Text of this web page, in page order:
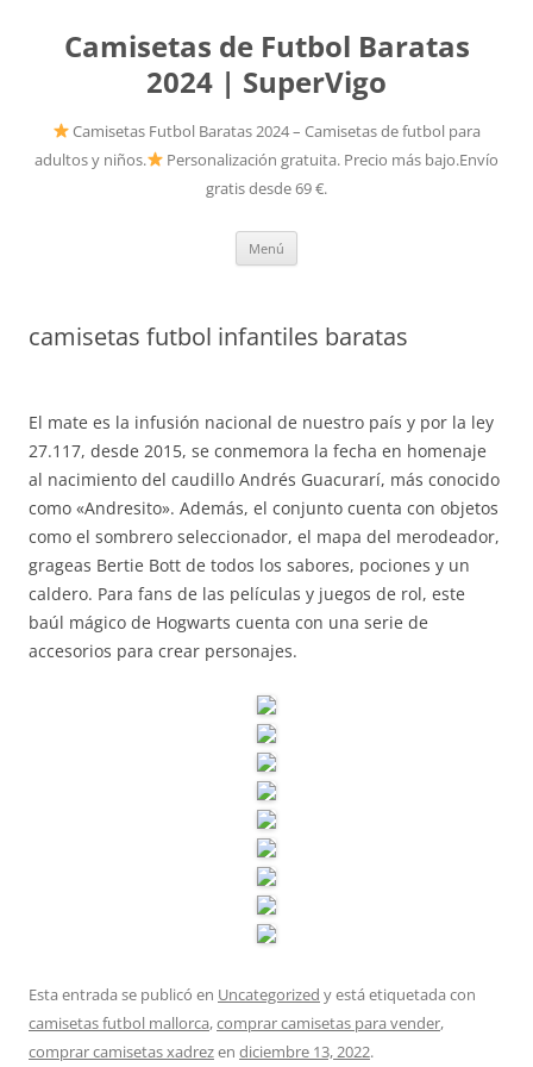
Camisetas de Futbol Baratas
2024 | SuperVigo
Camisetas Futbol Baratas 2024 – Camisetas de futbol para
adultos y niños.
Personalización gratuita. Precio más bajo.Envío
gratis desde 69 €.
Menú
camisetas futbol infantiles baratas
El mate es la infusión nacional de nuestro país y por la ley
27.117, desde 2015, se conmemora la fecha en homenaje
al nacimiento del caudillo Andrés Guacurarí, más conocido
como «Andresito». Además, el conjunto cuenta con objetos
como el sombrero seleccionador, el mapa del merodeador,
grageas Bertie Bott de todos los sabores, pociones y un
caldero. Para fans de las películas y juegos de rol, este
baúl mágico de Hogwarts cuenta con una serie de
accesorios para crear personajes.
Esta entrada se publicó en Uncategorized y está etiquetada con
camisetas futbol mallorca,comprar camisetas para vender,
comprar camisetas xadrezen diciembre 13, 2022.